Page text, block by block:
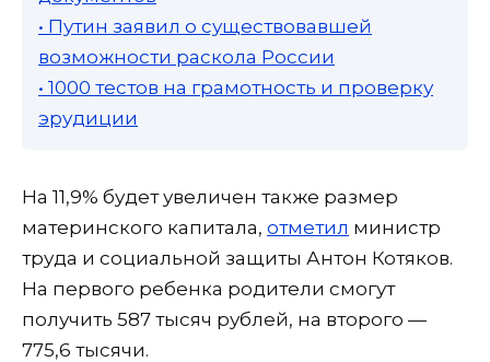
• Путин заявил о существовавшей
возможности раскола России
• 1000 тестов на грамотность и проверку
эрудиции
На 11,9% будет увеличен также размер
материнского капитала, отметил министр
труда и социальной защиты Антон Котяков.
На первого ребенка родители смогут
получить 587 тысяч рублей, на второго —
775,6 тысячи.